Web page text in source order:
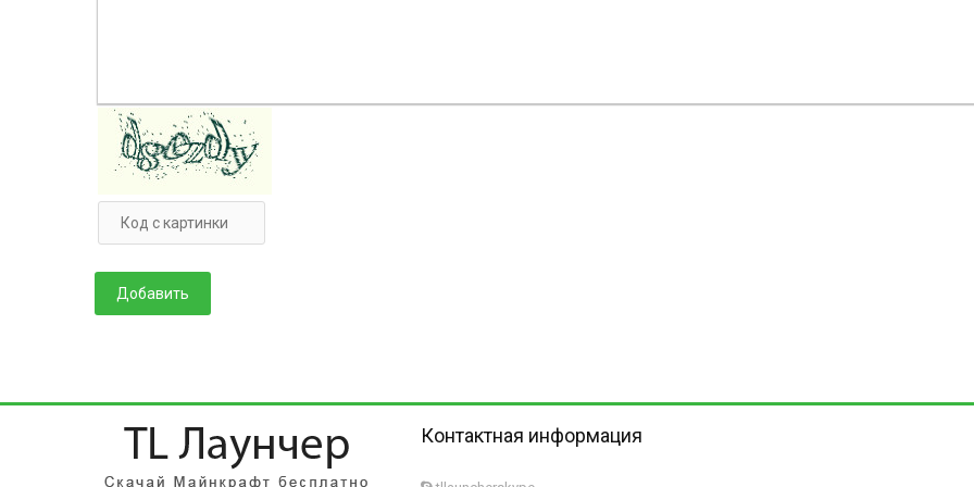
Контактная информация